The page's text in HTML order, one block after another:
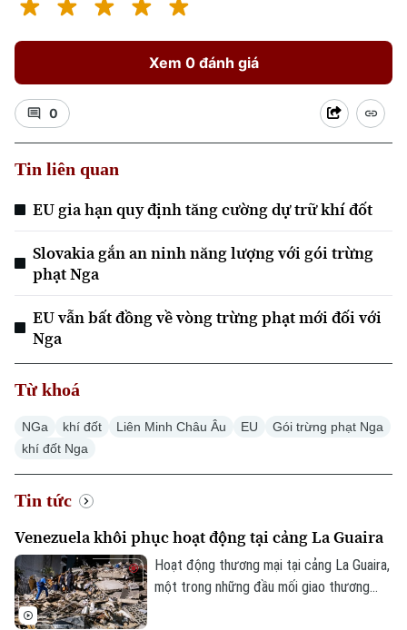
Xem 0 đánh giá
0
Tin liên quan
EU gia hạn quy định tăng cường dự trữ khí đốt
Slovakia gắn an ninh năng lượng với gói trừng
phạt Nga
EU vẫn bất đồng về vòng trừng phạt mới đối với
Nga
Từ khoá
NGa khí đốt Liên Minh Châu Âu EU
Gói trừng phạt Nga
khí đốt Nga
Tin tức
Venezuela khôi phục hoạt động tại cảng La Guaira
Hoạt động thương mại tại cảng La Guaira,
một trong những đầu mối giao thương